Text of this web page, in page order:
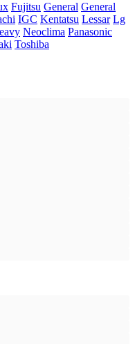
Fujitsu General General
IGC Kentatsu Lessar Lg
Neoclima Panasonic
Toshiba